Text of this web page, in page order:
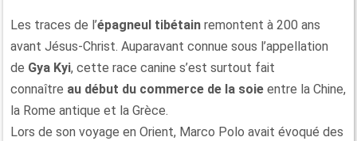
Les traces de l’épagneul tibétain remontent à 200 ans
avant Jésus-Christ. Auparavant connue sous l’appellation
de Gya Kyi, cette race canine s’est surtout fait
connaître au début du commerce de la soie entre la Chine,
la Rome antique et la Grèce.
Lors de son voyage en Orient, Marco Polo avait évoqué des